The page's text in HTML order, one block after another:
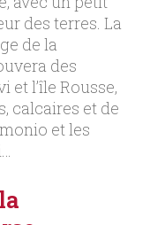
des terres. La
de la
des
l’île Rousse,
calcaires et de
et les